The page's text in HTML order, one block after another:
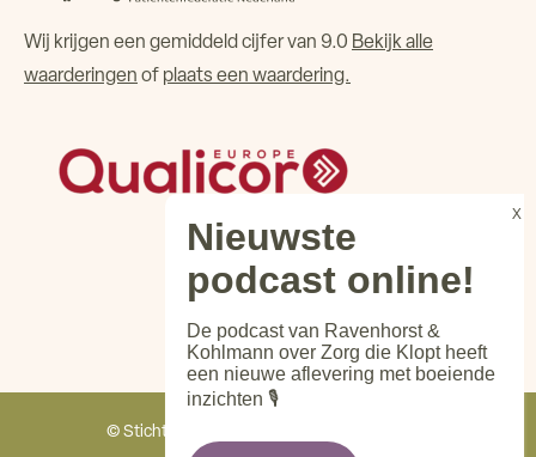
Wij krijgen een gemiddeld cijfer van 9.0 Bekijk alle
waarderingen of plaats een waardering.
© Stichting Het Maanderzand - Alle rechten
De podcast van Ravenhorst &
Kohlmann over Zorg die Klopt heeft
een nieuwe aflevering met boeiende
inzichten 🎙️